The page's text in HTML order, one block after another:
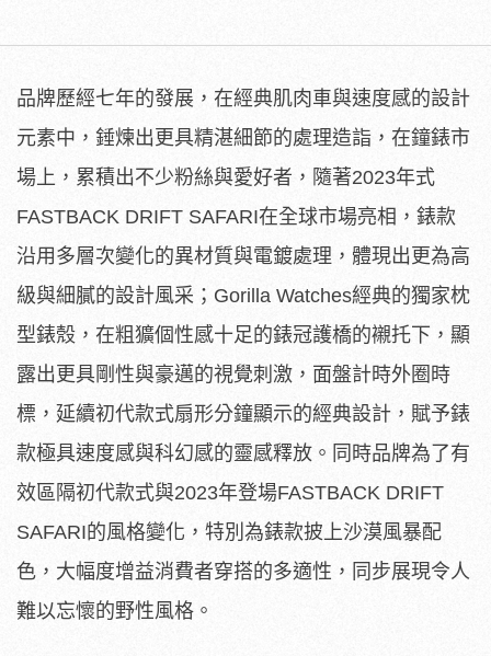
品牌歷經七年的發展，在經典肌肉車與速度感的設計
元素中，錘煉出更具精湛細節的處理造詣，在鐘錶市
場上，累積出不少粉絲與愛好者，隨著2023年式
FASTBACK DRIFT SAFARI在全球市場亮相，錶款
沿用多層次變化的異材質與電鍍處理，體現出更為高
級與細膩的設計風采；Gorilla Watches經典的獨家枕
型錶殼，在粗獷個性感十足的錶冠護橋的襯托下，顯
露出更具剛性與豪邁的視覺刺激，面盤計時外圈時
標，延續初代款式扇形分鐘顯示的經典設計，賦予錶
款極具速度感與科幻感的靈感釋放。同時品牌為了有
效區隔初代款式與2023年登場FASTBACK DRIFT
SAFARI的風格變化，特別為錶款披上沙漠風暴配
色，大幅度增益消費者穿搭的多適性，同步展現令人
難以忘懷的野性風格。